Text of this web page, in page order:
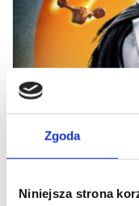
Zgoda
Niniejsza strona